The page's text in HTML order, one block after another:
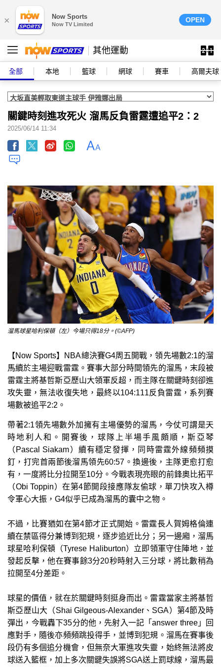
× Now Sports
Now TV Limited
OPEN
其他運動
全部 本地 籃球 網球 賽車 高爾夫球
關鍵時刻進攻死火 溜馬反負雷霆遭追平2：2
2025/06/14 11:34
溜馬球星哈利保頓（左）今場只得18分。(©AFP)
【Now Sports】NBA總決賽G4周五開戰，領先場數2:1的溜
馬續於主場迎戰雷霆。賽事大部分時間領先的溜馬，末段被
雷霆主將基哲斯亞歷山大領軍反超，而主隊在關鍵時刻卻進
攻失靈，無法收復失地，最終以104:111反負雷霆，系列賽
場數被追平2:2。
帶著2:1領先場數外加擁有主場優勢的溜馬，今仗可謂是天
時地利人和。開賽後，球隊上半場手風頗順，斯亞琴
（Pascal Siakam）續有穩定發揮，同時雷霆外線頻頻摸
釘，打完首兩節後溜馬領先60:57。換邊後，主隊更愈打愈
有，一度將比分拉開至10分。今戰表現亮眼的前鋒奧比拓平
（Obi Toppin）在第4節開段接應隊友偷球，單刀快攻入樽
令軍心大振，G4似乎已成為溜馬的囊中之物。
不過，比賽猶如在第4節才正式開始。雷霆長人賀姆格倫連
續在禁區得分兼博到犯規，逐步追近比分；另一邊廂，溜馬
球星哈利保頓（Tyrese Haliburton）立即領軍守住陣地，並
發起反擊，他在賽事餘3分20秒時射入三分球，將比數稍為
拉開至4分差距。
球星的價值，就在於關鍵時刻挺身而出。雷霆當家主將基哲
斯亞歷山大（Shai Gilgeous-Alexander、SGA）第4節及時
彈出，今戰轟下35分的他，先射入一記「answer three」回
應對手，隨後亦頻頻跳投得手，並博到犯規。溜馬在賽事後
段仍有多個追分機會，但無奈大軍進攻失靈，始終無法將皮
球送入籃框，加上多次關鍵失誤將SGA送上罰球線，溜馬最